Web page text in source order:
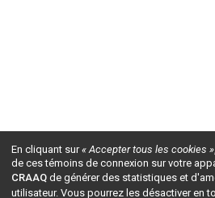
En cliquant sur« Accepter tous les cookies »
de ces témoins de connexion sur votre
CRAAQ de générer des statistiques et
utilisateur. Vous pourrez les désactiver en